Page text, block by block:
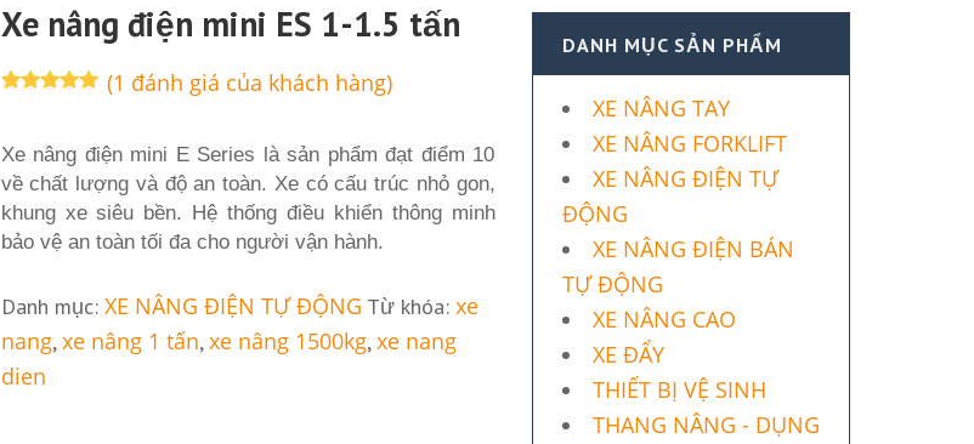
Xe nâng điện mini ES 1-1.5 tấn
đánh giá
(1 đánh giá của khách hàng)
Xe nâng điện mini E Series là sản phẩm đạt điểm 10
về chất lượng và độ an toàn. Xe có cấu trúc nhỏ gon,
khung xe siêu bền. Hệ thống điều khiển thông minh
bảo vệ an toàn tối đa cho người vận hành.
Danh mục: XE NÂNG ĐIỆN TỰ ĐỘNG Từ khóa: xe
nang,xe nâng 1 tấn,xe nâng 1500kg,xe nang
dien
DANH MỤC SẢN PHẨM
XE NÂNG TAY
XE NÂNG FORKLIFT
XE NÂNG ĐIỆN TỰ
ĐỘNG
XE NÂNG ĐIỆN BÁN
TỰ ĐỘNG
XE NÂNG CAO
XE ĐẨY
THIẾT BỊ VỆ SINH
THANG NÂNG - DỤNG